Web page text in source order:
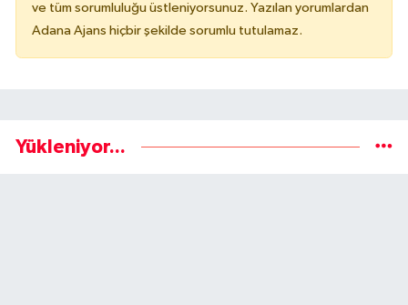
ve tüm sorumluluğu üstleniyorsunuz. Yazılan yorumlardan
Adana Ajans hiçbir şekilde sorumlu tutulamaz.
Yükleniyor...